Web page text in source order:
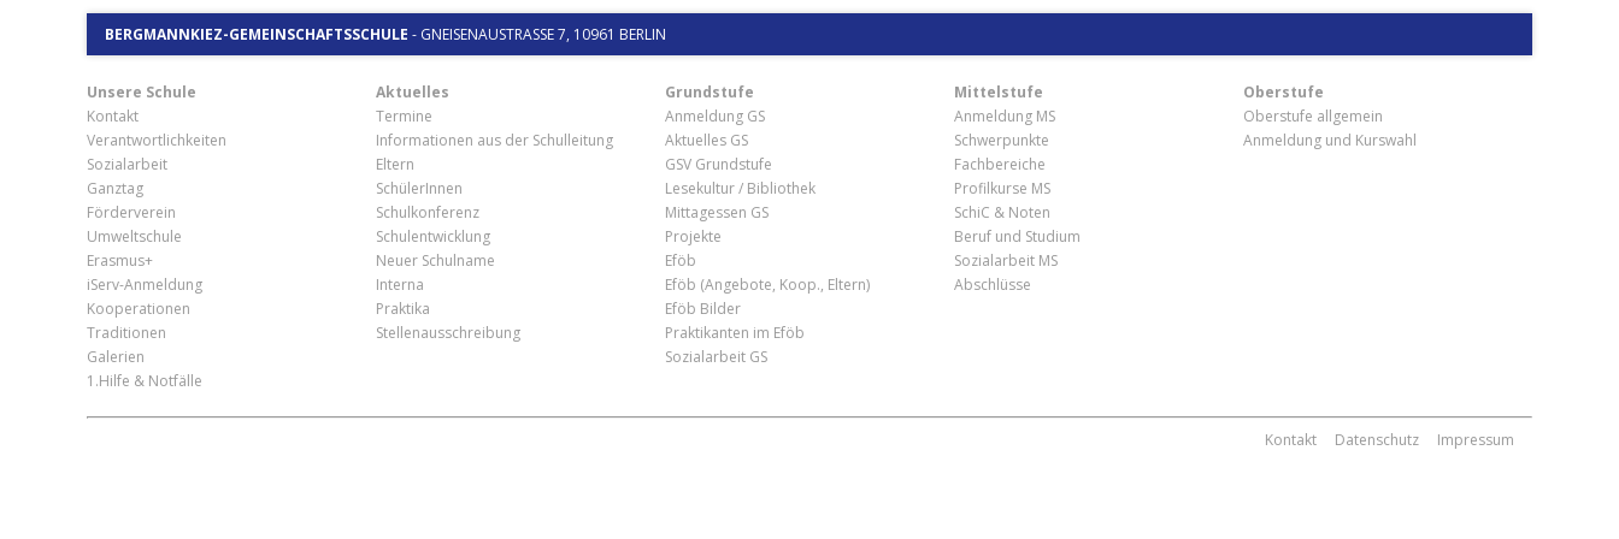
BERGMANNKIEZ-GEMEINSCHAFTSSCHULE - GNEISENAUSTRASSE 7, 10961 BERLIN
Unsere Schule
Kontakt
Verantwortlichkeiten
Sozialarbeit
Ganztag
Förderverein
Umweltschule
Erasmus+
iServ-Anmeldung
Kooperationen
Traditionen
Galerien
1.Hilfe & Notfälle
Aktuelles
Termine
Informationen aus der Schulleitung
Eltern
SchülerInnen
Schulkonferenz
Schulentwicklung
Neuer Schulname
Interna
Praktika
Stellenausschreibung
Grundstufe
Anmeldung GS
Aktuelles GS
GSV Grundstufe
Lesekultur / Bibliothek
Mittagessen GS
Projekte
Eföb
Eföb (Angebote, Koop., Eltern)
Eföb Bilder
Praktikanten im Eföb
Sozialarbeit GS
Mittelstufe
Anmeldung MS
Schwerpunkte
Fachbereiche
Profilkurse MS
SchiC & Noten
Beruf und Studium
Sozialarbeit MS
Abschlüsse
Oberstufe
Oberstufe allgemein
Anmeldung und Kurswahl
Kontakt Datenschutz Impressum